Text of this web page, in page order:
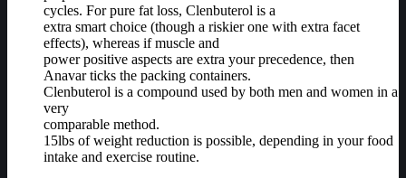
cycles. For pure fat loss, Clenbuterol is a
extra smart choice (though a riskier one with extra facet
effects), whereas if muscle and
power positive aspects are extra your precedence, then
Anavar ticks the packing containers.
Clenbuterol is a compound used by both men and women in a
very
comparable method.
15lbs of weight reduction is possible, depending in your food
intake and exercise routine.